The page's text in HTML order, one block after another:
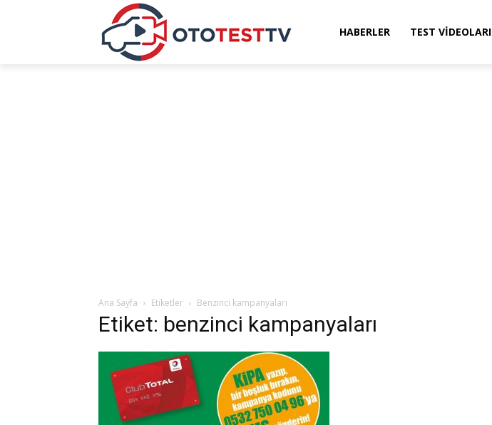
HABERLER TEST VIDEOLARI
Ana Sayfa Etiketler Benzinci kampanyaları
Etiket: benzinci kampanyaları